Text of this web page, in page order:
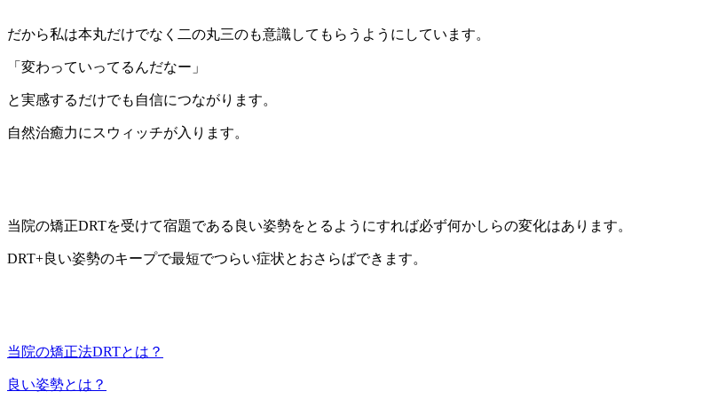
だから私は本丸だけでなく二の丸三のも意識してもらうようにしています。
「変わっていってるんだなー」
と実感するだけでも自信につながります。
自然治癒力にスウィッチが入ります。
当院の矯正DRTを受けて宿題である良い姿勢をとるようにすれば必ず何かしらの変化はあります。
DRT+良い姿勢のキープで最短でつらい症状とおさらばできます。
当院の矯正法DRTとは？
良い姿勢とは？